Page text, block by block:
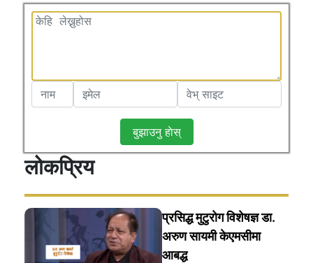
बुझाउनु हाेस्
लोकप्रिय
प्रसिद्ध मुटुरोग विशेषज्ञ डा.
अरुण सायमी केएमसीमा
आबद्ध